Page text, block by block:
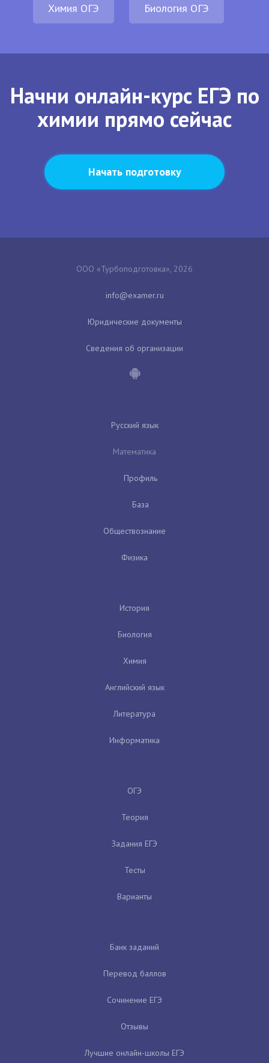
Химия ОГЭ Биология ОГЭ
Начни онлайн-курс ЕГЭ по
химии прямо сейчас
Начать подготовку
ООО «Турбоподготовка», 2026
Юридические документы
Сведения об организации
Русский язык
Математика
Профиль
База
Обществознание
Физика
История
Биология
Химия
Английский язык
Литература
Информатика
ОГЭ
Теория
Задания ЕГЭ
Тесты
Варианты
Банк заданий
Перевод баллов
Сочинение ЕГЭ
Отзывы
Лучшие онлайн-школы ЕГЭ